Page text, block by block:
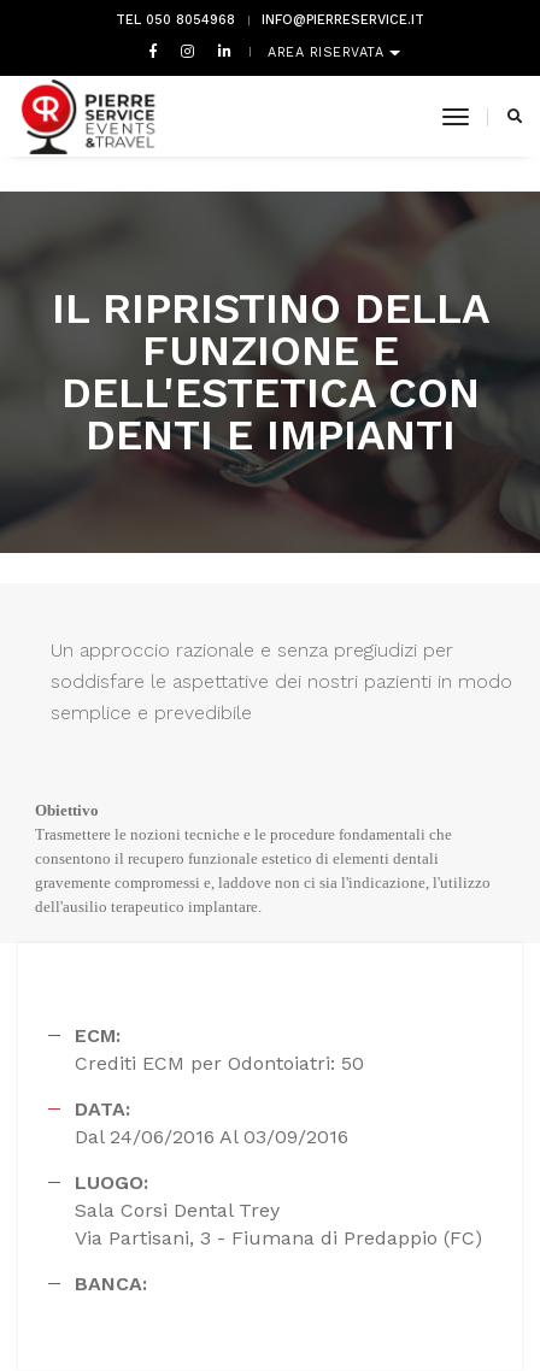
TEL 050 8054968 INFO@PIERRESERVICE.IT
AREA RISERVATA
toggle
IL RIPRISTINO DELLA
FUNZIONE E
DELL'ESTETICA CON
DENTI E IMPIANTI
Un approccio razionale e senza pregiudizi per
soddisfare le aspettative dei nostri pazienti in modo
semplice e prevedibile
Obiettivo
Trasmettere le nozioni tecniche e le procedure fondamentali che
consentono il recupero funzionale estetico di elementi dentali
gravemente compromessi e, laddove non ci sia l'indicazione, l'utilizzo
dell'ausilio terapeutico implantare.
ECM:
Crediti ECM per Odontoiatri: 50
DATA:
Dal 24/06/2016 Al 03/09/2016
LUOGO:
Sala Corsi Dental Trey
Via Partisani, 3 - Fiumana di Predappio (FC)
BANCA: